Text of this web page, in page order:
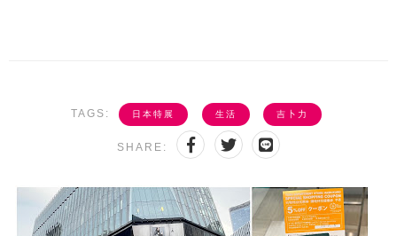
TAGS: 日本特展 生活 吉卜力
SHARE: